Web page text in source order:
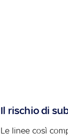
Il rischio di
Le linee così